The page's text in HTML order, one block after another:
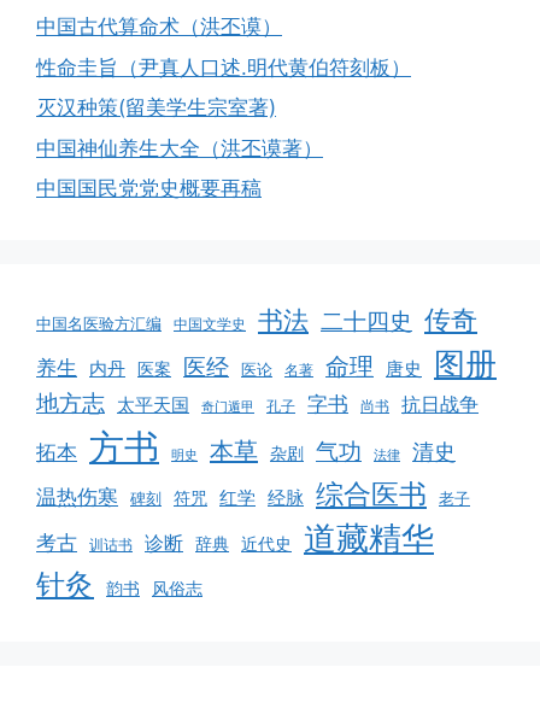
中国古代算命术（洪丕谟）
性命圭旨（尹真人口述.明代黄伯符刻板）
灭汉种策(留美学生宗室著)
中国神仙养生大全（洪丕谟著）
中国国民党党史概要再稿
中国名医验方汇编 中国文学史 书法 二十四史 传奇
养生 内丹 医案 医经 医论 名著 命理 唐史 图册
地方志 太平天国 奇门遁甲 孔子 字书 尚书 抗日战争
拓本 方书 明史 本草 杂剧 气功 法律 清史
温热伤寒 碑刻 符咒 红学 经脉 综合医书 老子
考古 训诂书 诊断 辞典 近代史 道藏精华
针灸 韵书 风俗志